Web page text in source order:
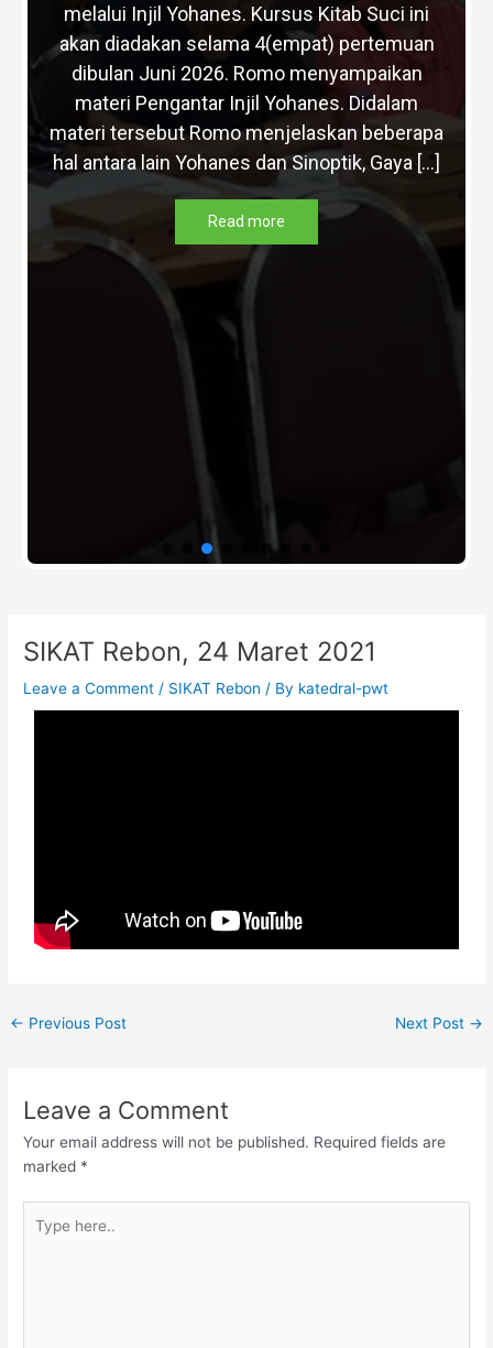
melalui Injil Yohanes. Kursus Kitab Suci ini
akan diadakan selama 4(empat) pertemuan
dibulan Juni 2026. Romo menyampaikan
materi Pengantar Injil Yohanes. Didalam
materi tersebut Romo menjelaskan beberapa
hal antara lain Yohanes dan Sinoptik, Gaya […]
Read more
SIKAT Rebon, 24 Maret 2021
Leave a Comment / SIKAT Rebon / By katedral-pwt
navigation
← Previous Post Next Post →
Leave a Comment
Your email address will not be published. Required fields are
marked *
here..